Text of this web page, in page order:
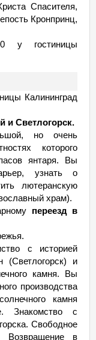
Спасителя,
Кронпринц,
у гостиницы
Калининград
и Светлогорск.
но очень
которого
янтаря. Вы
узнать о
лютеранскую
храм).
переезд в
с историей
(Светлогорск) и
камня. Вы
производства
камня
Знакомство с
Свободное
Возвращение в